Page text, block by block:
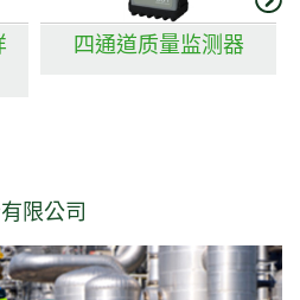
四通道质量监测器
限公司